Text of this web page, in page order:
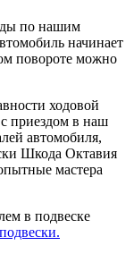
по нашим
начинает
повороте можно
ходовой
приездом в наш
автомобиля,
Шкода Октавия
мастера
в подвеске